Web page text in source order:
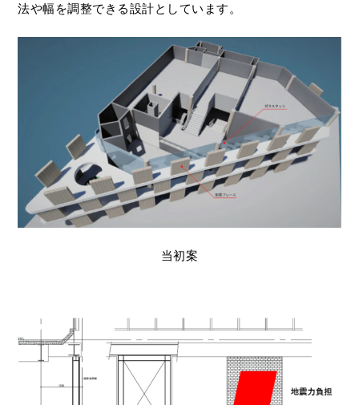
法や幅を調整できる設計としています。
当初案